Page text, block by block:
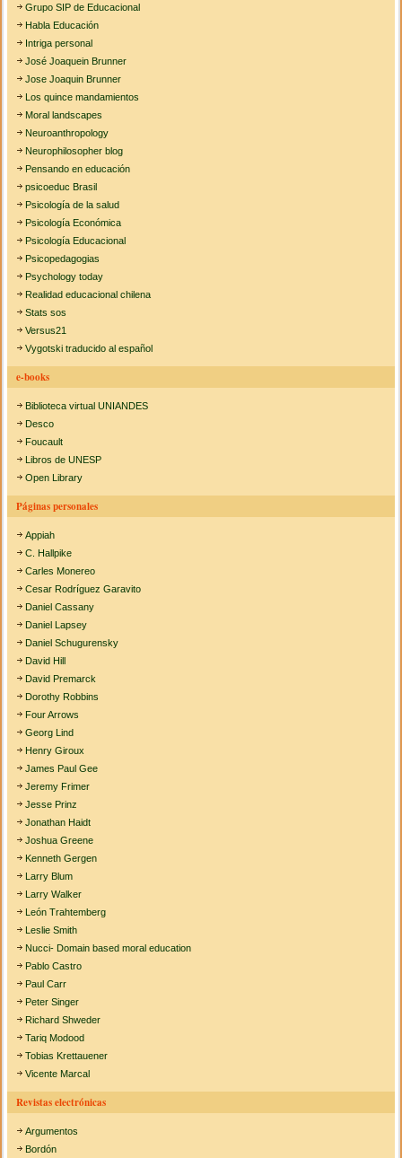
Grupo SIP de Educacional
Habla Educación
Intriga personal
José Joaquein Brunner
Jose Joaquin Brunner
Los quince mandamientos
Moral landscapes
Neuroanthropology
Neurophilosopher blog
Pensando en educación
psicoeduc Brasil
Psicología de la salud
Psicología Económica
Psicología Educacional
Psicopedagogias
Psychology today
Realidad educacional chilena
Stats sos
Versus21
Vygotski traducido al español
e-books
Biblioteca virtual UNIANDES
Desco
Foucault
Libros de UNESP
Open Library
Páginas personales
Appiah
C. Hallpike
Carles Monereo
Cesar Rodríguez Garavito
Daniel Cassany
Daniel Lapsey
Daniel Schugurensky
David Hill
David Premarck
Dorothy Robbins
Four Arrows
Georg Lind
Henry Giroux
James Paul Gee
Jeremy Frimer
Jesse Prinz
Jonathan Haidt
Joshua Greene
Kenneth Gergen
Larry Blum
Larry Walker
León Trahtemberg
Leslie Smith
Nucci- Domain based moral education
Pablo Castro
Paul Carr
Peter Singer
Richard Shweder
Tariq Modood
Tobias Krettauener
Vicente Marcal
Revistas electrónicas
Argumentos
Bordón